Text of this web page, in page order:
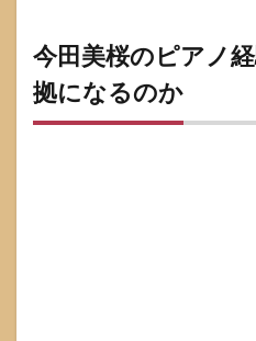
いた
＝資
産家
今田美桜のピアノ
拠になるのか